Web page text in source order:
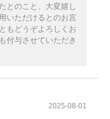
とのこと、大変嬉し
いただけるとのお言
もどうぞよろしくお
付与させていただき
2025-08-01